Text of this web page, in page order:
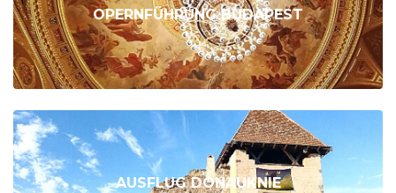
OPERNFÜHRUNG BUDAPEST
AUSFLUG DONAUKNIE